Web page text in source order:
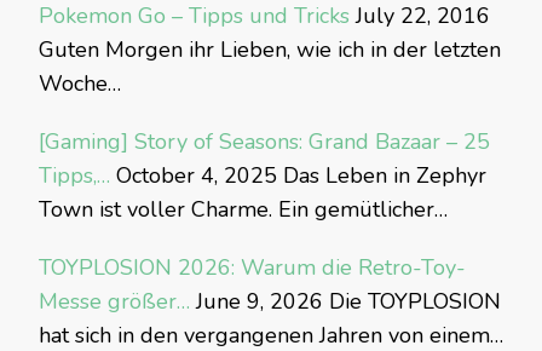
Pokemon Go – Tipps und Tricks July 22, 2016
Guten Morgen ihr Lieben, wie ich in der letzten
Woche…
[Gaming] Story of Seasons: Grand Bazaar – 25
Tipps,… October 4, 2025 Das Leben in Zephyr
Town ist voller Charme. Ein gemütlicher…
TOYPLOSION 2026: Warum die Retro-Toy-
Messe größer… June 9, 2026 Die TOYPLOSION
hat sich in den vergangenen Jahren von einem…